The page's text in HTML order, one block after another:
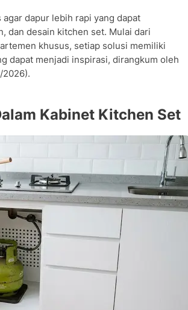
dapur lebih rapi yang dapat
dan desain kitchen set. Mulai dari
khusus, setiap solusi memiliki
dapat menjadi inspirasi, dirangkum oleh
2026).
Kabinet Kitchen Set